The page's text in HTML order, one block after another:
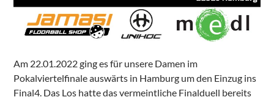
Am 22.01.2022 ging es für unsere Damen im
Pokalviertelfinale auswärts in Hamburg um den Einzug ins
Final4. Das Los hatte das vermeintliche Finalduell bereits